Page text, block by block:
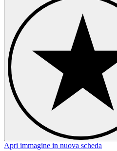
Apri immagine in nuova scheda